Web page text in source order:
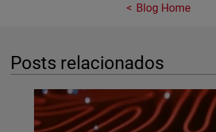
Blog Home
Posts relacionados